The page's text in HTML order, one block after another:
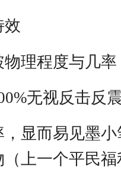
理程度与几率
无视反击反
显而易见墨小
上一个平民